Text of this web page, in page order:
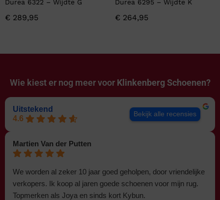
Durea 6322 – Wijdte G
€ 289,95
Durea 6295 – Wijdte K
€ 264,95
Wie kiest er nog meer voor Klinkenberg Schoenen?
Uitstekend
4.6
Bekijk alle recensies
Martien Van der Putten
We worden al zeker 10 jaar goed geholpen, door vriendelijke
verkopers. Ik koop al jaren goede schoenen voor mijn rug.
Topmerken als Joya en sinds kort Kybun.